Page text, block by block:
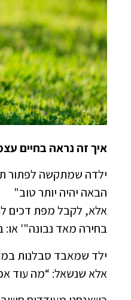
איך זה נראה בחיים
ילדה שמתקשה לפתור
הבאה יהיה יותר טוב"
אלא, לקבל מפת דכים
בחירה מאד נבונה"'
ילד שמאבד סבלנות
אלא שנשאל: “מה עוד